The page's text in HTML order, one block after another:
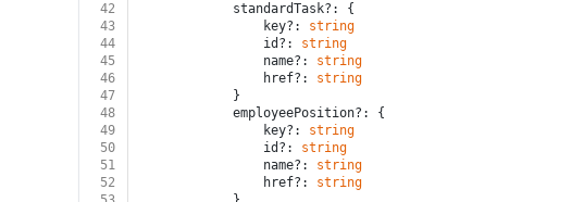
42
			standardTask?: {
43
				key?:
string
44
				id?:
string
45
				name?:
string
46
				href?:
string
47
			}
48
			employeePosition?: {
49
				key?:
string
50
				id?:
string
51
				name?:
string
52
				href?:
string